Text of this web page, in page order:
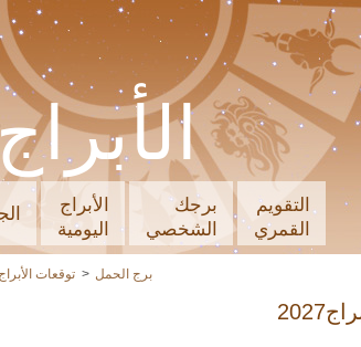
الأبراج
اليومية
برجك
الشخصي
التقويم
القمري
توقعات الأبراج2027 برج الحمل